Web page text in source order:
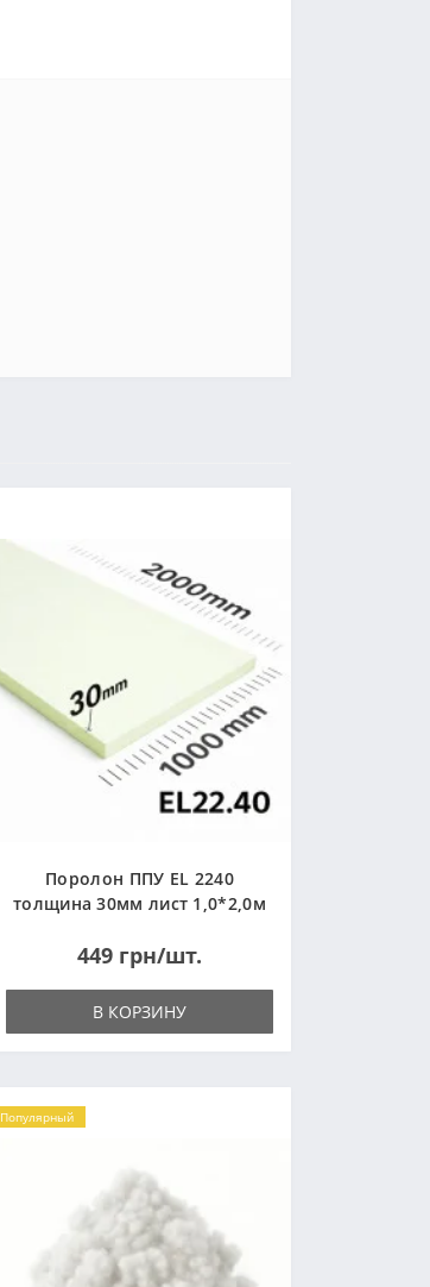
Поролон ППУ EL 2240
толщина 30мм лист 1,0*2,0м
449 грн/шт.
В КОРЗИНУ
Популярный